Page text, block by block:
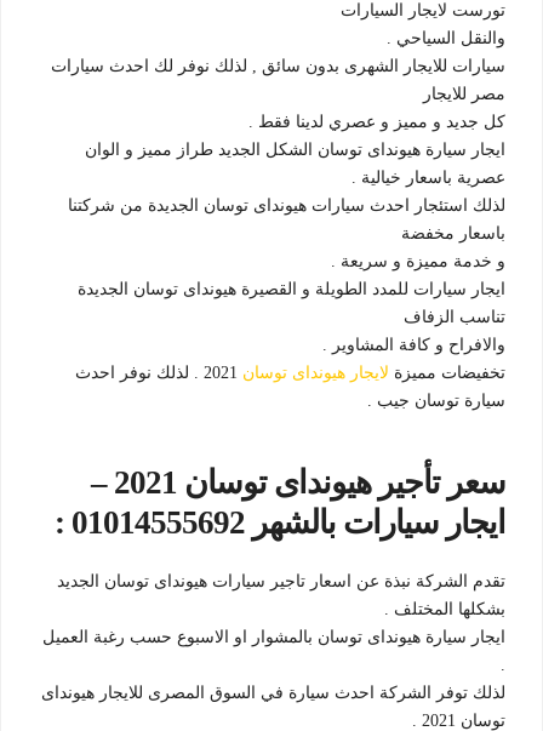
تورست لايجار السيارات
والنقل السياحي .
سيارات للايجار الشهرى بدون سائق , لذلك نوفر لك احدث سيارات
مصر للايجار
كل جديد و مميز و عصري لدينا فقط .
ايجار سيارة هيونداى توسان الشكل الجديد طراز مميز و الوان
عصرية باسعار خيالية .
لذلك استئجار احدث سيارات هيونداى توسان الجديدة من شركتنا
باسعار مخفضة
و خدمة مميزة و سريعة .
ايجار سيارات للمدد الطويلة و القصيرة هيونداى توسان الجديدة
تناسب الزفاف
والافراح و كافة المشاوير .
تخفيضات مميزة لايجار هيونداى توسان
2021 . لذلك نوفر احدث
سيارة توسان جيب .
سعر تأجير هيونداى توسان 2021 –
ايجار سيارات بالشهر 01014555692 :
تقدم الشركة نبذة عن اسعار تاجير سيارات هيونداى توسان الجديد
بشكلها المختلف .
ايجار سيارة هيونداى توسان بالمشوار او الاسبوع حسب رغبة العميل
.
لذلك توفر الشركة احدث سيارة في السوق المصرى للايجار هيونداى
توسان 2021 .